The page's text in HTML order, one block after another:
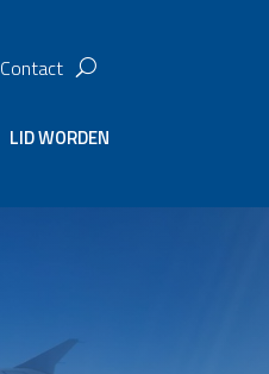
Contact
LID WORDEN